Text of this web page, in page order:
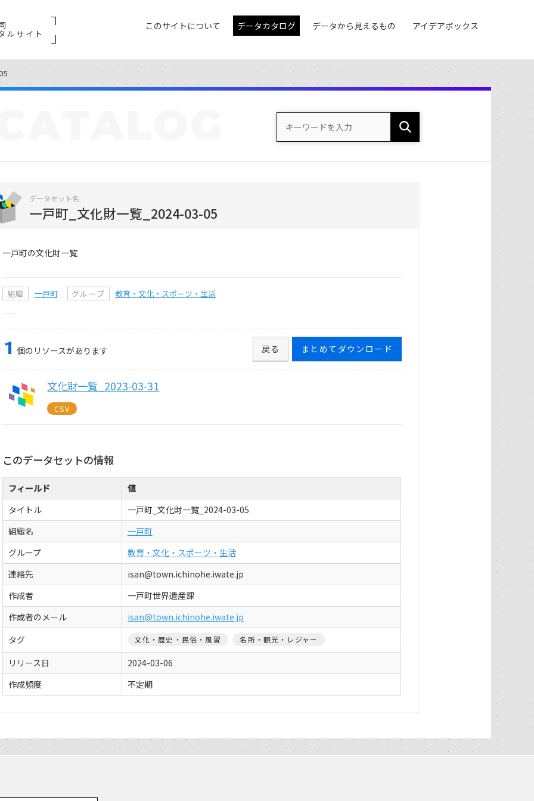
ルサイト
このサイトについて データカタログ データから見えるもの アイデアボックス
データセット名
一戸町_文化財一覧_2024-03-05
一戸町の文化財一覧
組織 一戸町 グループ 教育・文化・スポーツ・生活
1 個のリソースがあります まとめてダウンロード
戻る
文化財一覧_2023-03-31
CSV
このデータセットの情報
フィールド
値
タイトル
一戸町_文化財一覧_2024-03-05
組織名
一戸町
グループ
教育・文化・スポーツ・生活
連絡先
isan@town.ichinohe.iwate.jp
作成者
一戸町世界遺産課
作成者のメール
isan@town.ichinohe.iwate.jp
タグ
文化・歴史・民俗・風習 名所・観光・レジャー
リリース日
2024-03-06
作成頻度
不定期